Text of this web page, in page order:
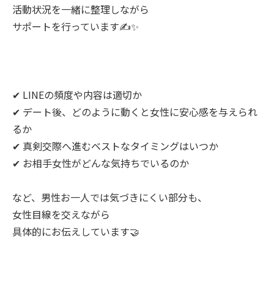
活動状況を一緒に整理しながら
サポートを行っています✍️✨
✔ LINEの頻度や内容は適切か
✔ デート後、どのように動くと女性に安心感を与えられ
るか
✔ 真剣交際へ進むベストなタイミングはいつか
✔ お相手女性がどんな気持ちでいるのか
など、男性お一人では気づきにくい部分も、
女性目線を交えながら
具体的にお伝えしています🤝